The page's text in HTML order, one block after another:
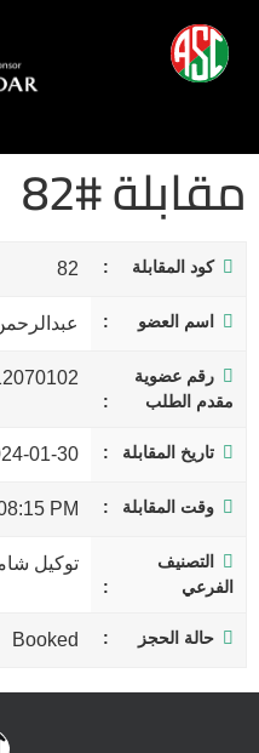
مقابلة #82
كود المقابلة 82
اسم العضو
رقم عضوية
مقدم الطلب
تاريخ المقابلة 01-30
وقت المقابلة PM
التصنيف
الفرعي
توكيل
حالة الحجز Booked